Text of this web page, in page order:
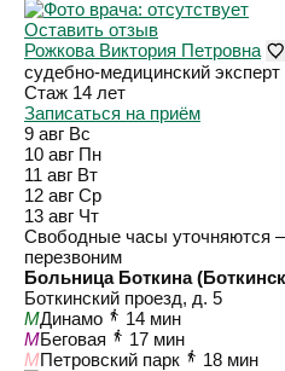
Оставить отзыв
Рожкова Виктория Петровна
судебно-медицинский эксперт
Стаж 14 лет
Записаться на приём
9 авг Вс
10 авг Пн
11 авг Вт
12 авг Ср
13 авг Чт
Свободные часы уточняются
перезвоним
Больница Боткина
Боткинский проезд, д. 5
MДинамо
14 мин
MБеговая
17 мин
MПетровский парк
18 мин